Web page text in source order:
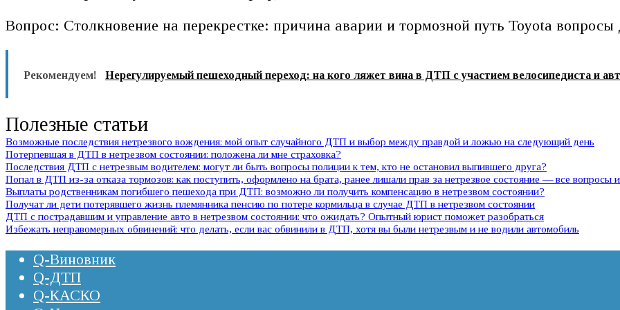
Вопрос: Столкновение на перекрестке: причина аварии и тормозной путь Toyota
Рекомендуем! Нерегулируемый пешеходный переход: на кого ляжет вина в ДТП с участием велосипедиста и
Полезные статьи
Возможные последствия нетрезвого вождения: мой опыт случайного ДТП и выбор между правдой и ложью на следующий день
Потерпевшая в ДТП в нетрезвом состоянии: положена ли мне страховка?
Последствия ДТП с нетрезвым водителем: могут ли быть вопросы полиции к тем, кто не остановил выпившего друга?
Попал в ДТП из-за отказа тормозов: как поступить, оформлено на брата, ранее лишали прав за нетрезвое состояние — все вопросы
Выплаты родственникам погибшего пешехода при ДТП: возможно ли получить компенсацию в нетрезвом состоянии?
Получат ли дети потерявшего жизнь племянника пенсию по потере кормильца в случае ДТП в нетрезвом состоянии
ДТП с пострадавшим и управление авто в нетрезвом состоянии: что ожидать? Опытный юрист поможет разобраться
Избежать неправомерных обвинений: что делать, если вас обвинили в ДТП, хотя вы были нетрезвым и не водили автомобиль
Q-Виновник
Q-ДТП
Q-КАСКО